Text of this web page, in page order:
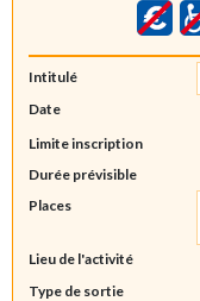
Intitulé
Date
Limite inscription
Durée prévisible
Places
Lieu de l'activité
Type de sortie